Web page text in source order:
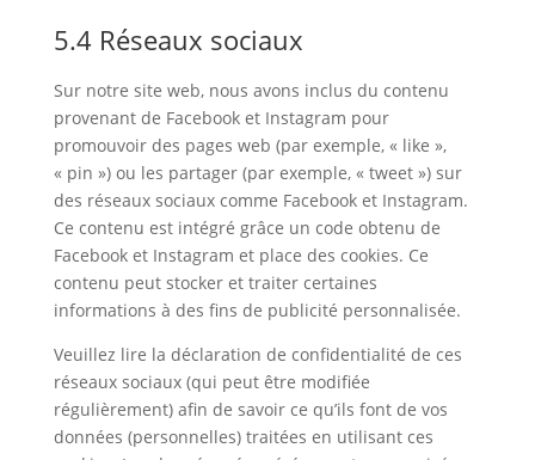
5.4 Réseaux sociaux
Sur notre site web, nous avons inclus du contenu
provenant de Facebook et Instagram pour
promouvoir des pages web (par exemple, « like »,
« pin ») ou les partager (par exemple, « tweet ») sur
des réseaux sociaux comme Facebook et Instagram.
Ce contenu est intégré grâce un code obtenu de
Facebook et Instagram et place des cookies. Ce
contenu peut stocker et traiter certaines
informations à des fins de publicité personnalisée.
Veuillez lire la déclaration de confidentialité de ces
réseaux sociaux (qui peut être modifiée
régulièrement) afin de savoir ce qu’ils font de vos
données (personnelles) traitées en utilisant ces